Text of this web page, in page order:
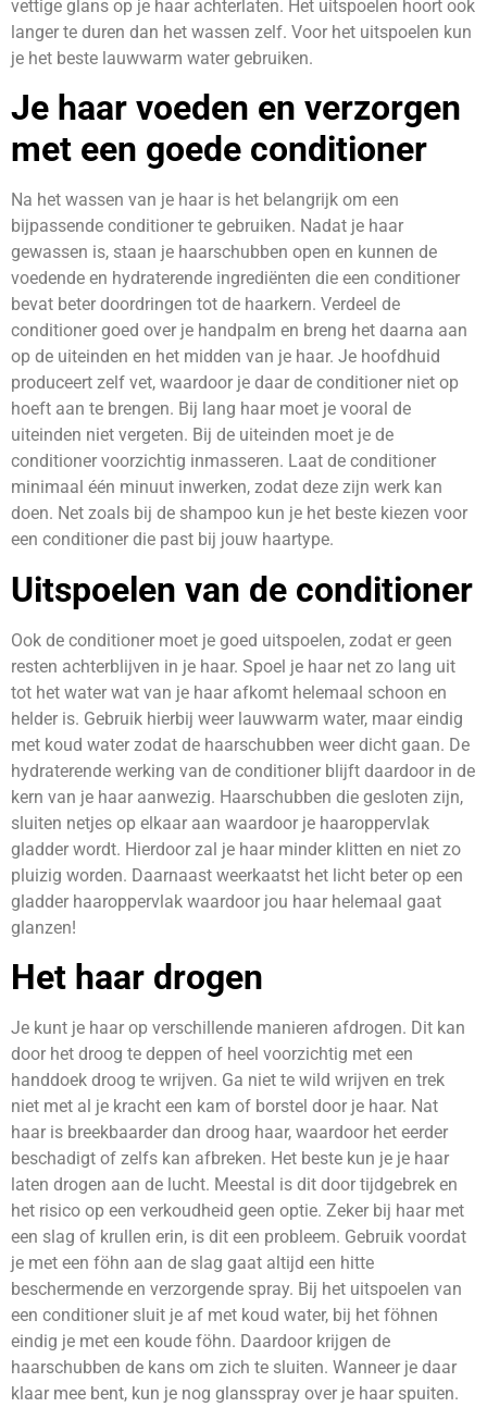
vettige glans op je haar achterlaten. Het uitspoelen hoort ook
langer te duren dan het wassen zelf. Voor het uitspoelen kun
je het beste lauwwarm water gebruiken.
Je haar voeden en verzorgen
met een goede conditioner
Na het wassen van je haar is het belangrijk om een
bijpassende conditioner te gebruiken. Nadat je haar
gewassen is, staan je haarschubben open en kunnen de
voedende en hydraterende ingrediënten die een conditioner
bevat beter doordringen tot de haarkern. Verdeel de
conditioner goed over je handpalm en breng het daarna aan
op de uiteinden en het midden van je haar. Je hoofdhuid
produceert zelf vet, waardoor je daar de conditioner niet op
hoeft aan te brengen. Bij lang haar moet je vooral de
uiteinden niet vergeten. Bij de uiteinden moet je de
conditioner voorzichtig inmasseren. Laat de conditioner
minimaal één minuut inwerken, zodat deze zijn werk kan
doen. Net zoals bij de shampoo kun je het beste kiezen voor
een conditioner die past bij jouw haartype.
Uitspoelen van de conditioner
Ook de conditioner moet je goed uitspoelen, zodat er geen
resten achterblijven in je haar. Spoel je haar net zo lang uit
tot het water wat van je haar afkomt helemaal schoon en
helder is. Gebruik hierbij weer lauwwarm water, maar eindig
met koud water zodat de haarschubben weer dicht gaan. De
hydraterende werking van de conditioner blijft daardoor in de
kern van je haar aanwezig. Haarschubben die gesloten zijn,
sluiten netjes op elkaar aan waardoor je haaroppervlak
gladder wordt. Hierdoor zal je haar minder klitten en niet zo
pluizig worden. Daarnaast weerkaatst het licht beter op een
gladder haaroppervlak waardoor jou haar helemaal gaat
glanzen!
Het haar drogen
Je kunt je haar op verschillende manieren afdrogen. Dit kan
door het droog te deppen of heel voorzichtig met een
handdoek droog te wrijven. Ga niet te wild wrijven en trek
niet met al je kracht een kam of borstel door je haar. Nat
haar is breekbaarder dan droog haar, waardoor het eerder
beschadigt of zelfs kan afbreken. Het beste kun je je haar
laten drogen aan de lucht. Meestal is dit door tijdgebrek en
het risico op een verkoudheid geen optie. Zeker bij haar met
een slag of krullen erin, is dit een probleem. Gebruik voordat
je met een föhn aan de slag gaat altijd een hitte
beschermende en verzorgende spray. Bij het uitspoelen van
een conditioner sluit je af met koud water, bij het föhnen
eindig je met een koude föhn. Daardoor krijgen de
haarschubben de kans om zich te sluiten. Wanneer je daar
klaar mee bent, kun je nog glansspray over je haar spuiten.